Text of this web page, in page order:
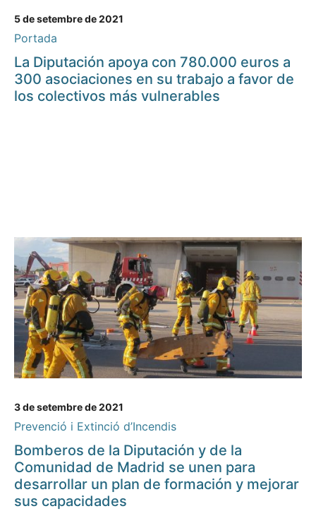
5 de setembre de 2021
Portada
La Diputación apoya con 780.000 euros a
300 asociaciones en su trabajo a favor de
los colectivos más vulnerables
3 de setembre de 2021
Prevenció i Extinció d’Incendis
Bomberos de la Diputación y de la
Comunidad de Madrid se unen para
desarrollar un plan de formación y mejorar
sus capacidades